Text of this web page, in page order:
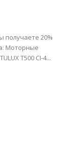
получаете 20%
Моторные
T500 CI-4...